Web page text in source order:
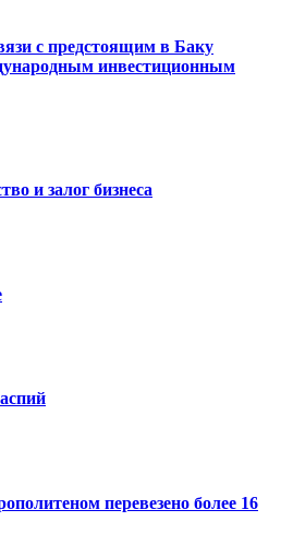
с предстоящим в Баку
инвестиционным
и залог бизнеса
перевезено более 16